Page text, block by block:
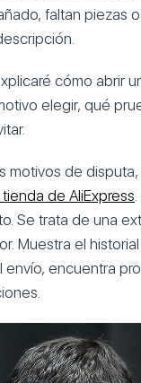
faltan piezas
cómo abrir
elegir, qué
motivos de disputa,
de AliExpress
Se trata de una
Muestra el
envío, encuentra